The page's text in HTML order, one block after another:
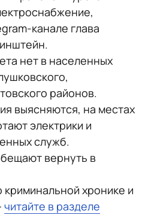
канале глава
нет в населенных
районов.
выясняются, на местах
электрики и
служб.
вернуть в
хронике и
читайте в разделе